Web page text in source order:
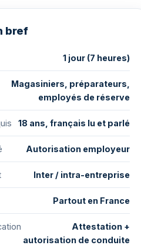
bref
1 jour (7 heures)
Magasiniers, préparateurs,
employés de réserve
18 ans, français lu et parlé
Autorisation employeur
Inter / intra-entreprise
Partout en France
Attestation +
autorisation de conduite